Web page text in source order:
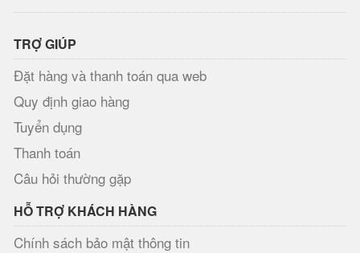
TRỢ GIÚP
Đặt hàng và thanh toán qua web
Quy định giao hàng
Tuyển dụng
Thanh toán
Câu hỏi thường gặp
HỖ TRỢ KHÁCH HÀNG
Chính sách bảo mật thông tin